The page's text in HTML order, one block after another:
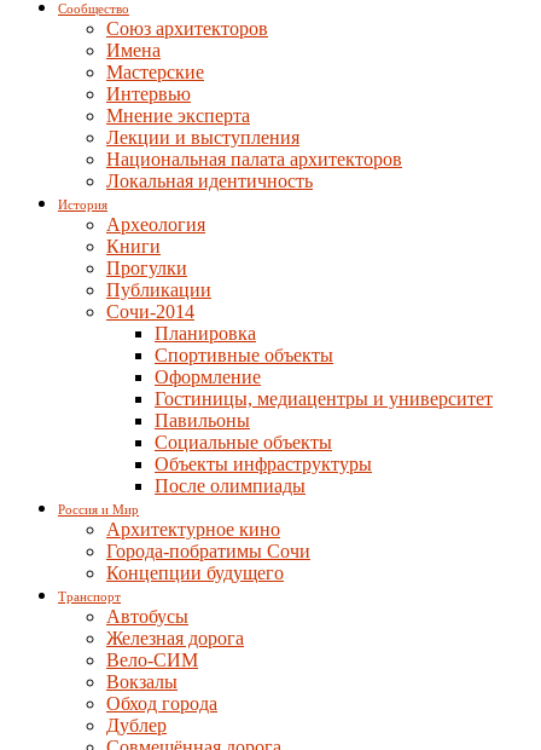
Сообщество
Союз архитекторов
Имена
Мастерские
Интервью
Мнение эксперта
Лекции и выступления
Национальная палата архитекторов
Локальная идентичность
История
Археология
Книги
Прогулки
Публикации
Сочи-2014
Планировка
Спортивные объекты
Оформление
Гостиницы, медиацентры и университет
Павильоны
Социальные объекты
Объекты инфраструктуры
После олимпиады
Россия и Мир
Архитектурное кино
Города-побратимы Сочи
Концепции будущего
Транспорт
Автобусы
Железная дорога
Вело-СИМ
Вокзалы
Обход города
Дублер